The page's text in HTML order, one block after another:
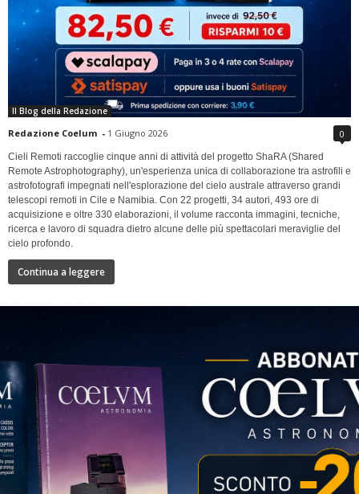
Il Blog della Redazione
Redazione Coelum - 1 Giugno 2026 0
Cieli Remoti raccoglie cinque anni di attività del progetto ShaRA (Shared
Remote Astrophotography), un'esperienza unica di collaborazione tra astrofili e
astrofotografi impegnati nell'esplorazione del cielo australe attraverso grandi
telescopi remoti in Cile e Namibia. Con 22 progetti, 34 autori, 493 ore di
acquisizione e oltre 330 elaborazioni, il volume racconta immagini, tecniche,
ricerca e lavoro di squadra dietro alcune delle più spettacolari meraviglie del
cielo profondo.
Continua a leggere